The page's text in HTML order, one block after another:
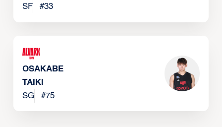
SF
#33
OSAKABE
TAIKI
SG
#75